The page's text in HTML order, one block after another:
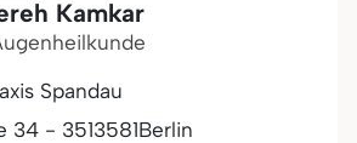
Kamkar
Spandau
34 - 3513581Berlin